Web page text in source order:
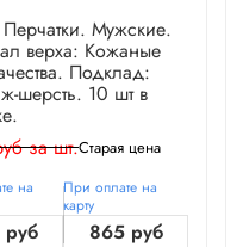
Мужские.
верха: Кожаные
Подклад:
шерсть. 10 шт в
за шт.Старая цена
на
При оплате на
карту
865 руб